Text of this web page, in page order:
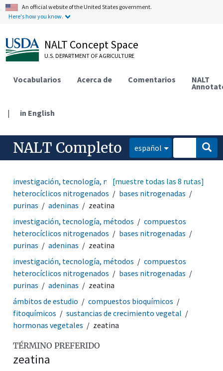
An official website of the United States government.
Here's how you know.
NALT Concept Space
U.S. DEPARTMENT OF AGRICULTURE
Vocabularios Acerca de Comentarios NALT
| in English
NALT Completo español
investigación, tecnología, métodos
compuestos
heterocíclicos nitrogenados
bases nitrogenadas
purinas
adeninas zeatina
[muestre todas las 8 rutas]
investigación, tecnología, métodos
compuestos
heterocíclicos nitrogenados
bases nitrogenadas
purinas
adeninas
zeatina
investigación, tecnología, métodos
compuestos
heterocíclicos nitrogenados
bases nitrogenadas
purinas
adeninas
zeatina
ámbitos de estudio
compuestos bioquímicos
fitoquímicos
sustancias de crecimiento vegetal
hormonas vegetales
zeatina
TÉRMINO PREFERIDO
zeatina